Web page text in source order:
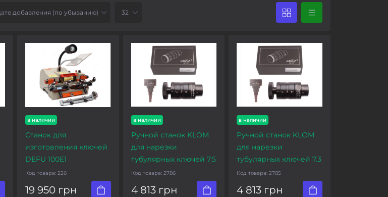
в наличии
Станок для
изготовления ключей
DEFU 100E1
Код товара: 226
19 950 грн
в наличии
Ручной станок KLOM
для нарезки
тубулярных ключей 7.5
Код товара: 2786
4 813 грн
в наличии
Ручной станок KLOM
для нарезки
тубулярных ключей 7.3
Код товара:2785
4 813 грн